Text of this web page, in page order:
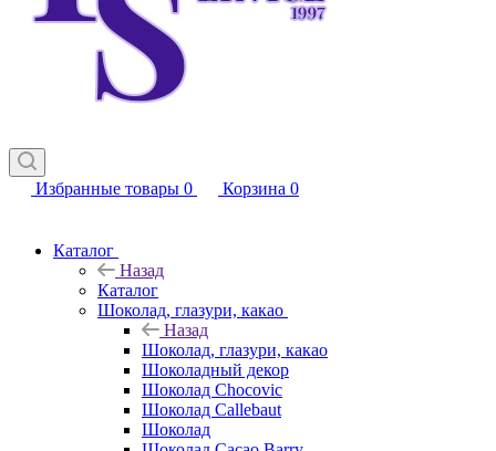
Избранные товары 0 Корзина 0
Каталог
Назад
Каталог
Шоколад, глазури, какао
Назад
Шоколад, глазури, какао
Шоколадный декор
Шоколад Chocovic
Шоколад Callebaut
Шоколад